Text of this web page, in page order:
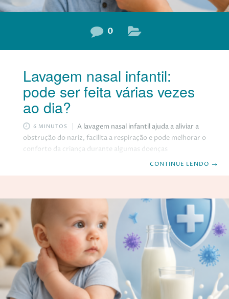
0
Lavagem nasal infantil:
pode ser feita várias vezes
ao dia?
6 MINUTOS
A lavagem nasal infantil ajuda a aliviar a
obstrução do nariz, facilita a respiração e pode melhorar o
conforto da criança durante algumas doenças
respiratórias. No entanto, ela nem sempre precisa fazer
da situação clínica da criança. O que é a lavagem nasal? A
lavagem nasal é um procedimento simples
CONTINUE LENDO →